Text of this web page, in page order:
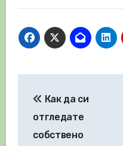
Как да си
отгледате
собствено